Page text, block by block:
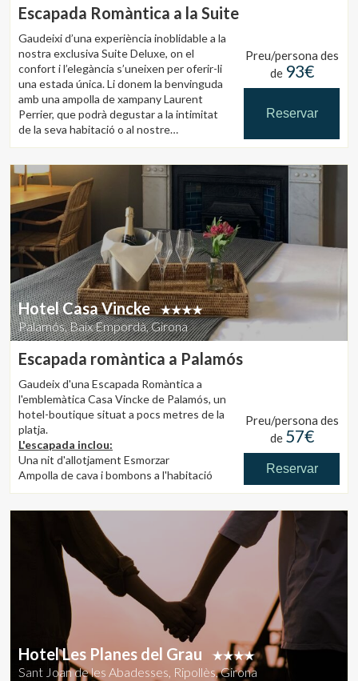
Escapada Romàntica a la Suite
Gaudeixi d’una experiència inoblidable a la
nostra exclusiva Suite Deluxe, on el
confort i l’elegància s’uneixen per oferir-li
una estada única. Li donem la benvinguda
amb una ampolla de xampany Laurent
Perrier, que podrà degustar a la intimitat
de la seva habitació o al nostre
encantador jardí, envoltat de natura i
També gaudeixi d’un deliciós esmorzar
començar el dia amb el millor sabor.
Un pla perfecte per a una escapada
romàntica o una celebració especial.
Preu/persona des
de 93€
Reservar
Hotel Casa Vincke
Palamós, Baix Empordà, Girona
Escapada romàntica a Palamós
Gaudeix d'una Escapada Romàntica a
l'emblemàtica Casa Vincke de Palamós, un
hotel-boutique situat a pocs metres de la
platja.
L'escapada inclou:
Una nit d'allotjament Esmorzar
Ampolla de cava i bombons a l'habitació
Condicions:
La reserva s'ha de realitzar mínim amb un
Des 114,00 Euros segons tipus habitació i
10% IVA inclòs. Taxa d'estada no inclosa.
Preu/persona des
de 57€
Reservar
Hotel Les Planes del Grau
Sant Joan de les Abadesses, Ripollès, Girona